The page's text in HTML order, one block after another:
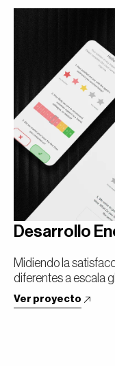
Desarrollo
Midiendo la
diferentes a escala
Ver proyecto